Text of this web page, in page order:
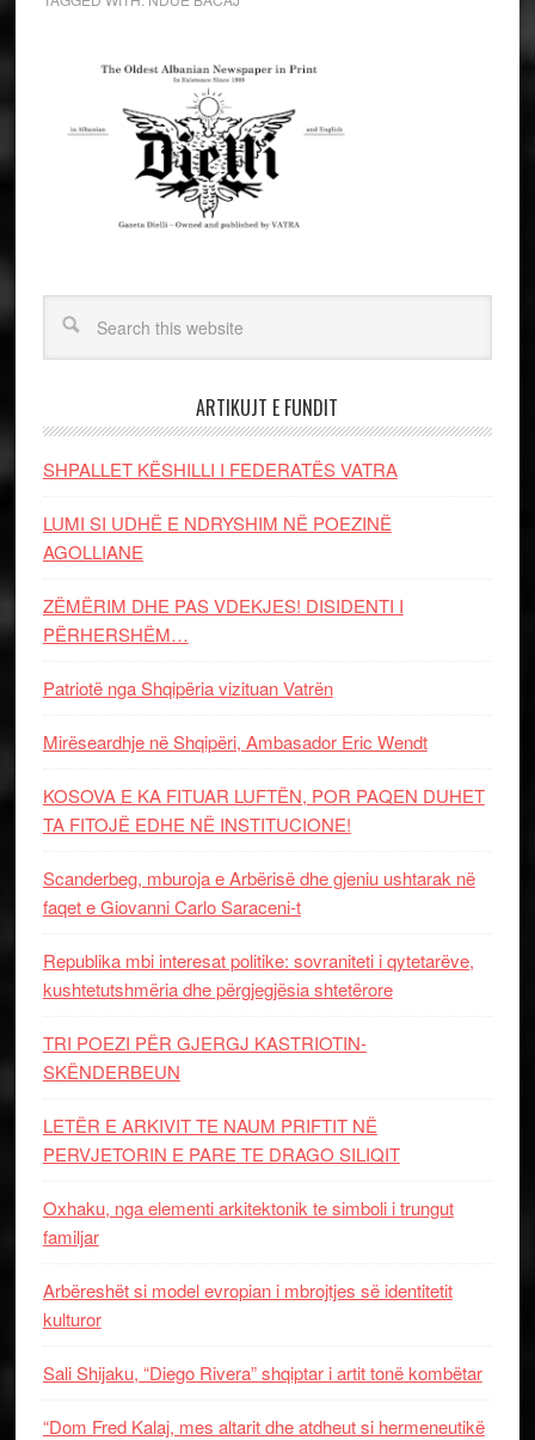
ARTIKUJT E FUNDIT
SHPALLET KËSHILLI I FEDERATËS VATRA
LUMI SI UDHË E NDRYSHIM NË POEZINË
AGOLLIANE
ZËMËRIM DHE PAS VDEKJES! DISIDENTI I
PËRHERSHËM…
Patriotë nga Shqipëria vizituan Vatrën
Mirëseardhje në Shqipëri, Ambasador Eric Wendt
KOSOVA E KA FITUAR LUFTËN, POR PAQEN DUHET
TA FITOJË EDHE NË INSTITUCIONE!
Scanderbeg, mburoja e Arbërisë dhe gjeniu ushtarak në
faqet e Giovanni Carlo Saraceni-t
Republika mbi interesat politike: sovraniteti i qytetarëve,
kushtetutshmëria dhe përgjegjësia shtetërore
TRI POEZI PËR GJERGJ KASTRIOTIN-
SKËNDERBEUN
LETËR E ARKIVIT TE NAUM PRIFTIT NË
PERVJETORIN E PARE TE DRAGO SILIQIT
Oxhaku, nga elementi arkitektonik te simboli i trungut
familjar
Arbëreshët si model evropian i mbrojtjes së identitetit
kulturor
Sali Shijaku, “Diego Rivera” shqiptar i artit tonë kombëtar
“Dom Fred Kalaj, mes altarit dhe atdheut si hermeneutikë